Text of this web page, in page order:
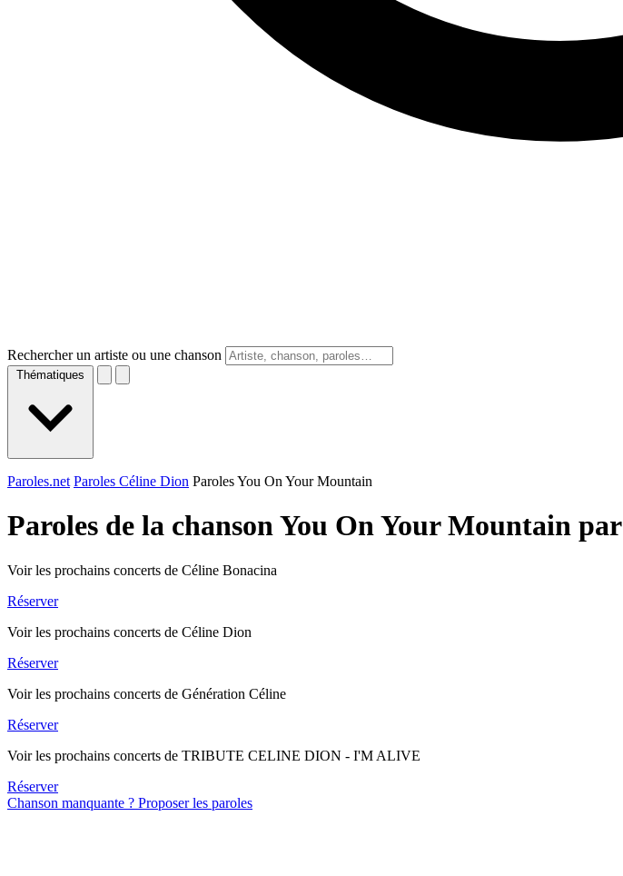
Rechercher un artiste ou une chanson
Thématiques
Paroles.net Paroles Céline Dion Paroles You On Your Mountain
Paroles de la chanson You On Your Mountain par
Voir les prochains concerts de Céline Bonacina
Réserver
Voir les prochains concerts de Céline Dion
Réserver
Voir les prochains concerts de Génération Céline
Réserver
Voir les prochains concerts de TRIBUTE CELINE DION - I'M ALIVE
Réserver
Chanson manquante ? Proposer les paroles